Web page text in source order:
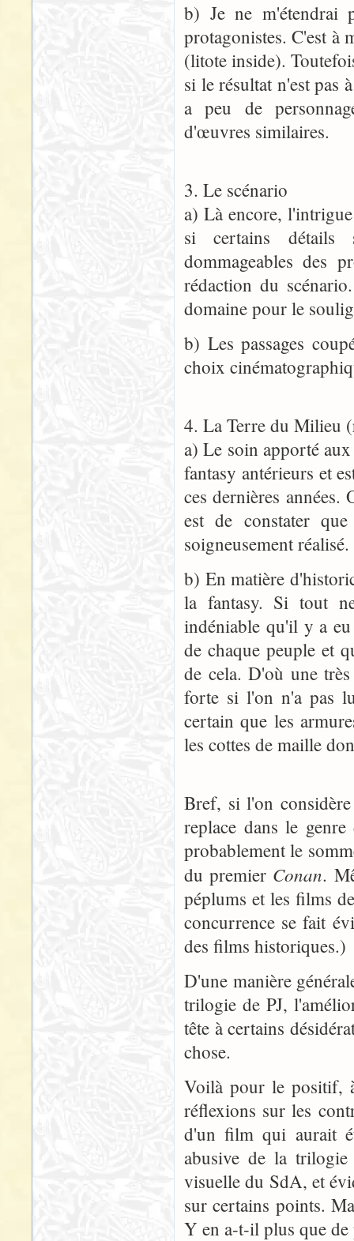
b) Je ne m'étendrai
protagonistes. C'est à
(litote inside).
si le résultat n'est pas
a peu de
d'œuvres similaires.
3. Le scénario
a) Là encore,
si certains détails
dommageables des
rédaction du
domaine pour le
b) Les passages
choix
4. La Terre du Milieu
a) Le soin apporté
fantasy antérieurs et
ces dernières
est de constater
soigneusement
b) En matière
la fantasy. Si tout
indéniable qu'il y a
de chaque peuple et
de cela. D'où une
forte si l'on n'a pas
certain que les
les cottes de maille
Bref, si l'on
replace dans le
probablement le
du premier Conan.
péplums et les films
concurrence se fait
des films historiques.)
D'une manière
trilogie de PJ,
tête à certains
chose.
Voilà pour le positif,
réflexions sur les
d'un film qui aurait
abusive de la trilogie
visuelle du SdA, et
sur certains points.
Y en a-t-il plus que de